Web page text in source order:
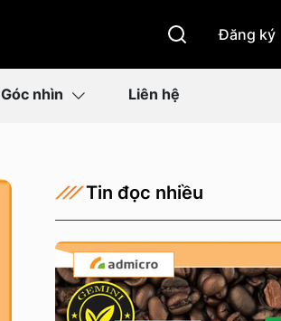
Đăng ký
Góc nhìn Liên hệ
Tin đọc nhiều